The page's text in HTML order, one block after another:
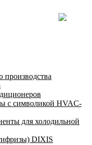
производства
с символикой HVAC-
для холодильной
DIXIS